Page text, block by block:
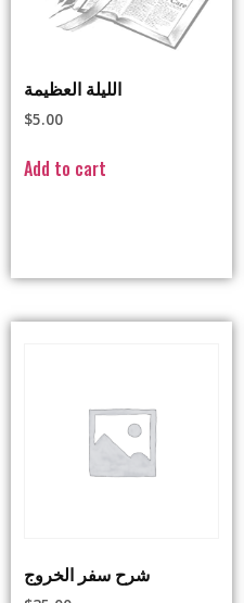
الليلة العظيمة
$5.00
Add to cart
شرح سفر الخروج